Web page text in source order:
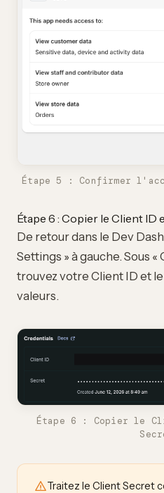
Étape 5 : Confirmer
Étape 6 : Copier le Client ID
De retour dans le Dev
Settings » à gauche. Sous «
trouvez votre Client ID et
valeurs.
Étape 6 : Copier le
Traitez le Client Secret